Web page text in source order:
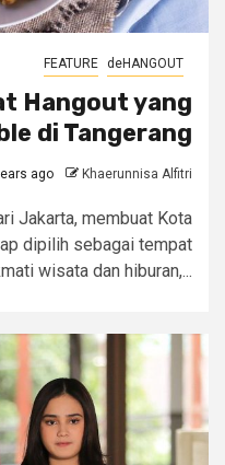
FEATURE deHANGOUT
Hangout yang
di Tangerang
ago Khaerunnisa Alfitri
Jakarta, membuat Kota
dipilih sebagai tempat
wisata dan hiburan,...